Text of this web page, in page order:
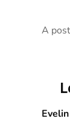
A
Evelin